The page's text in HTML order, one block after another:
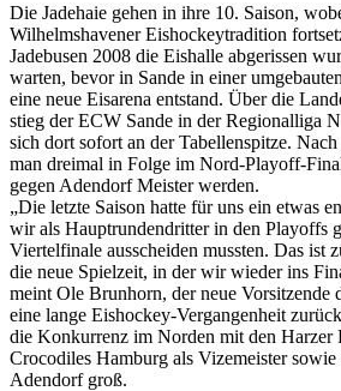
Die Jadehaie gehen in ihre 10. Saison,
Wilhelmshavener Eishockeytradition
Jadebusen 2008 die Eishalle abgerissen
warten, bevor in Sande in einer
eine neue Eisarena entstand. Über die
stieg der ECW Sande in der Regionalliga
sich dort sofort an der Tabellenspitze.
man dreimal in Folge im Nord-Playoff-
gegen Adendorf Meister werden.
„Die letzte Saison hatte für uns ein etwas
wir als Hauptrundendritter in den Playoffs
Viertelfinale ausscheiden mussten. Das ist
die neue Spielzeit, in der wir wieder ins
meint Ole Brunhorn, der neue Vorsitzende
eine lange Eishockey-Vergangenheit
die Konkurrenz im Norden mit den Harzer
Crocodiles Hamburg als Vizemeister
Adendorf groß.